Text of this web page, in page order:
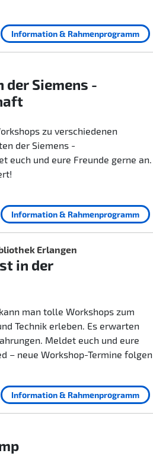
Information & Rahmenprogramm
der Siemens -
zu verschiedenen
der Siemens -
euch und eure Freunde gerne an.
Information & Rahmenprogramm
Erlangen
in der
man tolle Workshops zum
Technik erleben. Es erwarten
Meldet euch und eure
– neue Workshop-Termine folgen
Information & Rahmenprogramm